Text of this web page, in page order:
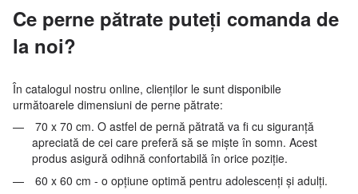
Ce perne pătrate puteți comanda de
la noi?
În catalogul nostru online, clienților le sunt disponibile
următoarele dimensiuni de perne pătrate:
70 x 70 cm. O astfel de pernă pătrată va fi cu siguranță
apreciată de cei care preferă să se miște în somn. Acest
produs asigură odihnă confortabilă în orice poziție.
60 x 60 cm - o opțiune optimă pentru adolescenți și adulți.